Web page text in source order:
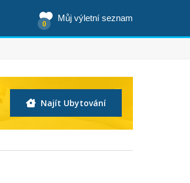
Můj výletní seznam
0
Najít Ubytování